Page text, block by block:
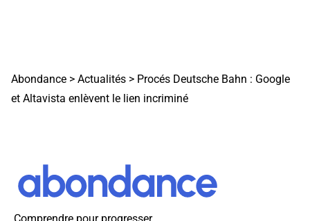
Abondance > Actualités > Procés Deutsche Bahn : Google
et Altavista enlèvent le lien incriminé